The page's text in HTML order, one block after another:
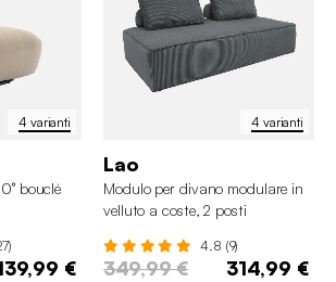
4 varianti
bouclé
€
4 varianti
Lao
Modulo per divano modulare in
velluto a coste, 2 posti
4.8 (9)
349,99 € 314,99 €